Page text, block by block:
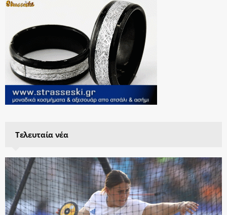
Τελευταία νέα